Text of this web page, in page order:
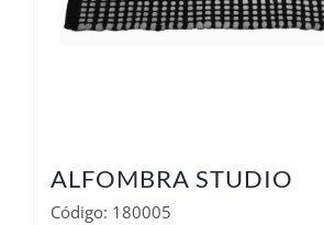
ALFOMBRA STUDIO
Código: 180005